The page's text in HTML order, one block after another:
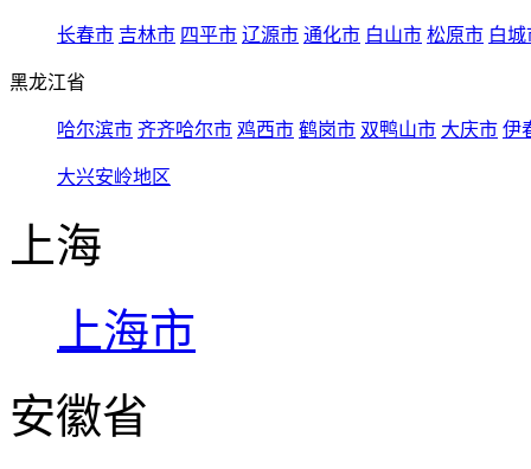
长春市 吉林市 四平市 辽源市 通化市 白山市 松原市 白城
黑龙江省
哈尔滨市 齐齐哈尔市 鸡西市 鹤岗市 双鸭山市 大庆市 伊
大兴安岭地区
上海
上海市
安徽省